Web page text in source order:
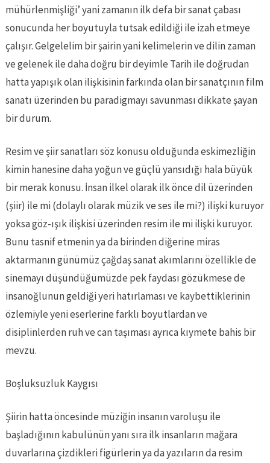
mühürlenmişliği’ yani zamanın ilk defa bir sanat çabası
sonucunda her boyutuyla tutsak edildiği ile izah etmeye
çalışır. Gelgelelim bir şairin yani kelimelerin ve dilin zaman
ve gelenek ile daha doğru bir deyimle Tarih ile doğrudan
hatta yapışık olan ilişkisinin farkında olan bir sanatçının film
sanatı üzerinden bu paradigmayı savunması dikkate şayan
bir durum.
Resim ve şiir sanatları söz konusu olduğunda eskimezliğin
kimin hanesine daha yoğun ve güçlü yansıdığı hala büyük
bir merak konusu. İnsan ilkel olarak ilk önce dil üzerinden
(şiir) ile mi (dolaylı olarak müzik ve ses ile mi?) ilişki kuruyor
yoksa göz-ışık ilişkisi üzerinden resim ile mi ilişki kuruyor.
Bunu tasnif etmenin ya da birinden diğerine miras
aktarmanın günümüz çağdaş sanat akımlarını özellikle de
sinemayı düşündüğümüzde pek faydası gözükmese de
insanoğlunun geldiği yeri hatırlaması ve kaybettiklerinin
özlemiyle yeni eserlerine farklı boyutlardan ve
disiplinlerden ruh ve can taşıması ayrıca kıymete bahis bir
mevzu.
Boşluksuzluk Kaygısı
Şiirin hatta öncesinde müziğin insanın varoluşu ile
başladığının kabulünün yanı sıra ilk insanların mağara
duvarlarına çizdikleri figürlerin ya da yazıların da resim